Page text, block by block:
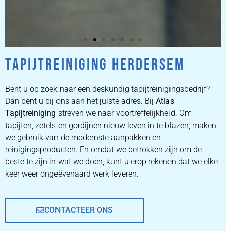
ZETEL
REINIGEN
ZETEL REINIGEN DOOR
PROFESSIONALS
TAPIJTREINIGING HERDERSEM
Bent u op zoek naar een deskundig tapijtreinigingsbedrijf?
Dan bent u bij ons aan het juiste adres. Bij Atlas
Tapijtreiniging streven we naar voortreffelijkheid. Om
tapijten, zetels en gordijnen nieuw leven in te blazen, maken
we gebruik van de modernste aanpakken en
reinigingsproducten. En omdat we betrokken zijn om de
beste te zijn in wat we doen, kunt u erop rekenen dat we elke
keer weer ongeëvenaard werk leveren.
CONTACTEER ONS